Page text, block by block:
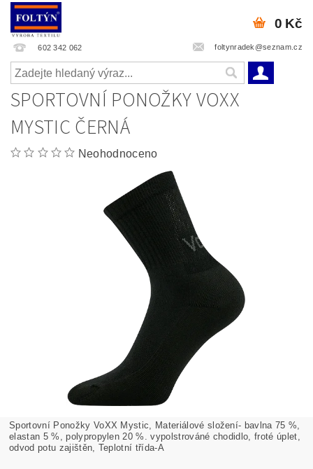
602 342 062 foltynradek@seznam.cz
0 Kč
SPORTOVNÍ PONOŽKY VOXX
MYSTIC ČERNÁ
Neohodnoceno
Sportovní Ponožky VoXX Mystic, Materiálové složení- bavlna 75 %,
elastan 5 %, polypropylen 20 %. vypolstrováné chodidlo, froté úplet,
odvod potu zajištěn, Teplotní třída-A